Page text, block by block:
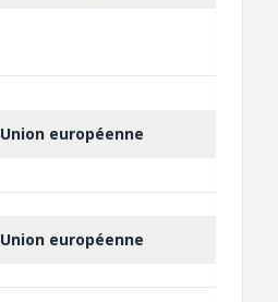
Union européenne
Union européenne